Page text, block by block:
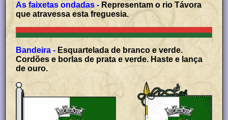
As faixetas ondadas - Representam o rio Távora
que atravessa esta freguesia.
Bandeira - Esquartelada de branco e verde.
Cordões e borlas de prata e verde. Haste e lança
de ouro.